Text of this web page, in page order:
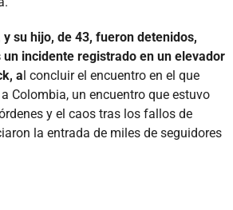
y su hijo, de 43, fueron detenidos,
incidente registrado en un elevador
al concluir el encuentro en el que
Colombia, un encuentro que estuvo
y el caos tras los fallos de
la entrada de miles de seguidores